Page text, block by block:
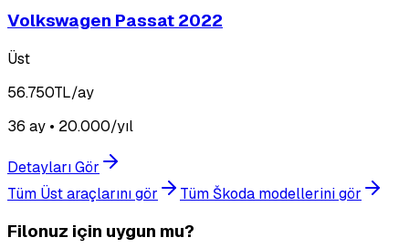
Volkswagen Passat 2022
Üst
56.750TL/ay
36 ay • 20.000/yıl
Detayları Gör
Tüm Üst araçlarını gör
Tüm Škoda modellerini gör
Filonuz için uygun mu?